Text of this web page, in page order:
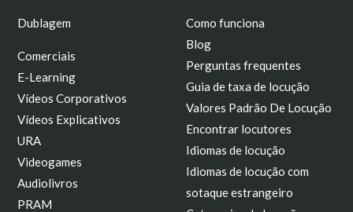
Dublagem
Comerciais
E-Learning
Vídeos Corporativos
Vídeos Explicativos
URA
Videogames
Audiolivros
PRAM
Como funciona
Blog
Perguntas frequentes
Guia de taxa de locução
Valores Padrão De Locução
Encontrar locutores
Idiomas de locução
Idiomas de locução com
sotaque estrangeiro